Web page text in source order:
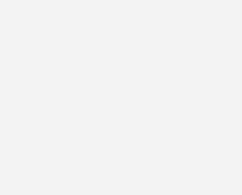
sind wir besonders stolz, dass unser
Mal in Folge vom VDE für seine
zertifiziert wurde.
Fachbetriebe
ihren Kunden. Sichere
die Technik, den installierenden